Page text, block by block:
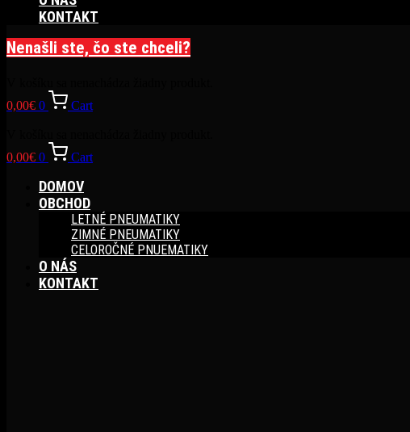
KONTAKT
Nenašli ste, čo ste chceli?
0,00€ 0 Cart
0,00€ 0 Cart
DOMOV
OBCHOD
LETNÉ PNEUMATIKY
ZIMNÉ PNEUMATIKY
CELOROČNÉ PNUEMATIKY
O NÁS
KONTAKT